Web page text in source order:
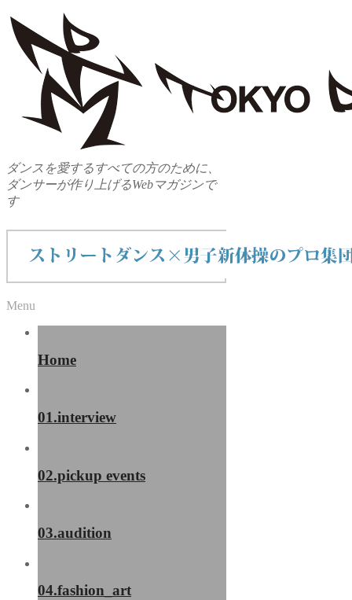
ダンスを愛するすべての方のために、
ダンサーが作り上げるWebマガジンで
す
Menu
Home
01.interview
02.pickup events
03.audition
04.fashion_art